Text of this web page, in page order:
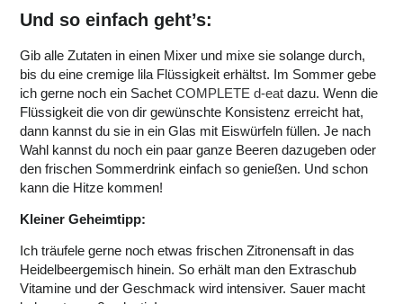
Und so einfach geht’s:
Gib alle Zutaten in einen Mixer und mixe sie solange durch,
bis du eine cremige lila Flüssigkeit erhältst. Im Sommer gebe
ich gerne noch ein SachetCOMPLETE d-eat dazu. Wenn die
Flüssigkeit die von dir gewünschte Konsistenz erreicht hat,
dann kannst du sie in ein Glas mit Eiswürfeln füllen. Je nach
Wahl kannst du noch ein paar ganze Beeren dazugeben oder
den frischen Sommerdrink einfach so genießen. Und schon
kann die Hitze kommen!
Kleiner Geheimtipp:
Ich träufele gerne noch etwas frischen Zitronensaft in das
Heidelbeergemisch hinein. So erhält man den Extraschub
Vitamine und der Geschmack wird intensiver. Sauer macht